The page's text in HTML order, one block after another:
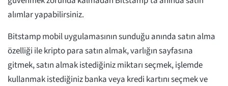
alımlar yapabilirsiniz.
Bitstamp mobil uygulamasının sunduğu anında satın alma
özelliği ile kripto para satın almak, varlığın sayfasına
gitmek, satın almak istediğiniz miktarı seçmek, işlemde
kullanmak istediğiniz banka veya kredi kartını seçmek ve